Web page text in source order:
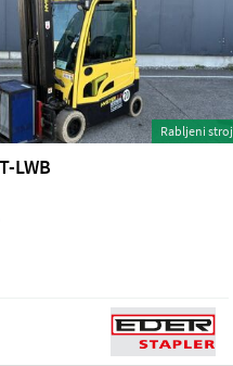
Rabljeni stroj
LWB